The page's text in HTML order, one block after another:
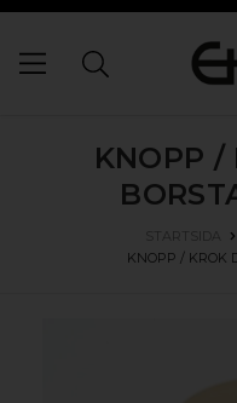
KNOPP /
STARTSIDA
KNOPP / KROK